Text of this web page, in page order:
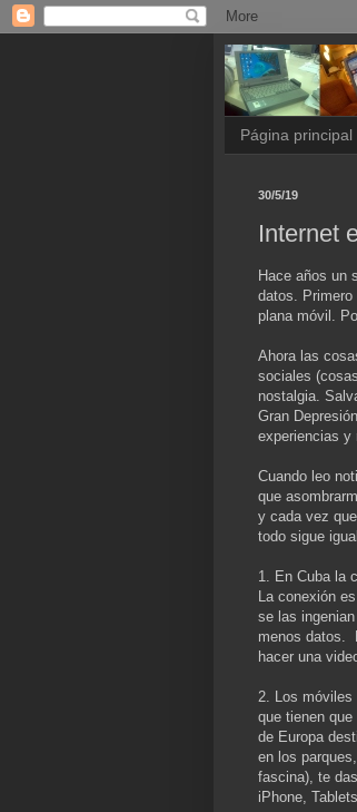
Página principal
30/5/19
Internet
Hace años un
datos.
plana móvil.
Ahora las
sociales
nostalgia.
Gran
experiencias y
Cuando leo
que
y cada vez
todo sigue
1. En Cuba la
La conexión
se las
menos datos.
hacer una
2. Los móviles
que tienen
de Europa
en los
fascina), te
iPhone,